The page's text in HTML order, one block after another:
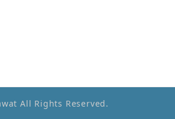
All Rights Reserved.